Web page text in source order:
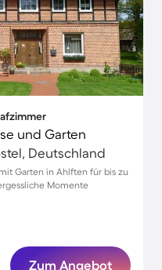
und Garten
Deutschland
Garten in Ahlften für bis zu
Momente
Zum Angebot